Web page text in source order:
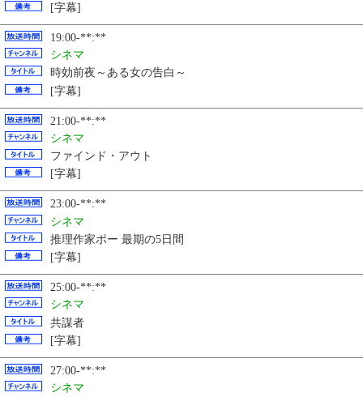
[字幕]
19:00-**:**
シネマ
時効前夜～ある女の告白～
[字幕]
21:00-**:**
シネマ
ファインド・アウト
[字幕]
23:00-**:**
シネマ
推理作家ポー 最期の5日間
[字幕]
25:00-**:**
シネマ
共謀者
[字幕]
27:00-**:**
シネマ